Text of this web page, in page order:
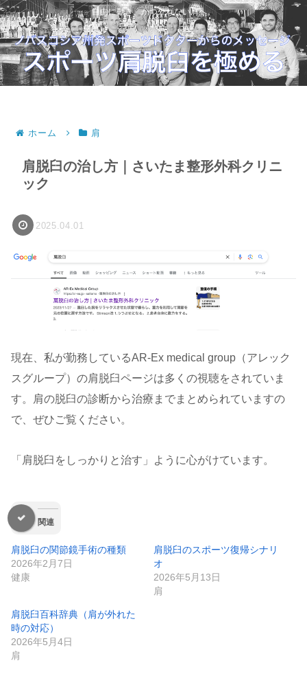
自由に動き、かつ外れない肩へ。
ホーム 肩
肩脱臼の治し方｜さいたま整形外科クリニ
ック
2025.04.01
現在、私が勤務しているAR-Ex medical group（アレック
スグループ）の肩脱臼ページは多くの視聴をされていま
す。肩の脱臼の診断から治療までまとめられていますの
で、ぜひご覧ください。
「肩脱臼をしっかりと治す」ように心がけています。
関連
肩脱臼の関節鏡手術の種類
2026年2月7日
健康
肩脱臼のスポーツ復帰シナリ
オ
2026年5月13日
肩
肩脱臼百科辞典（肩が外れた
時の対応）
2026年5月4日
肩